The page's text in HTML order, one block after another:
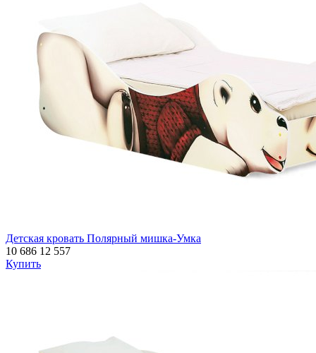
Детская кровать Полярный мишка-Умка
10 686 12 557
Купить